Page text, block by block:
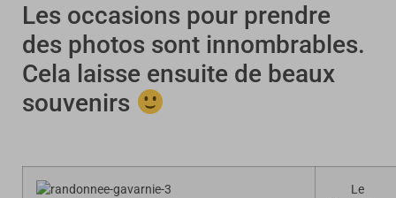
Les occasions pour prendre
des photos sont innombrables.
Cela laisse ensuite de beaux
souvenirs
Le